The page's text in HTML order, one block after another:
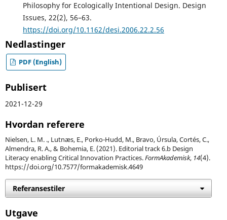
Philosophy for Ecologically Intentional Design. Design
Issues, 22(2), 56–63.
https://doi.org/10.1162/desi.2006.22.2.56
Nedlastinger
PDF (English)
Publisert
2021-12-29
Hvordan referere
Nielsen, L. M. ., Lutnæs, E., Porko-Hudd, M., Bravo, Úrsula, Cortés, C.,
Almendra, R. A., & Bohemia, E. (2021). Editorial track 6.b Design
Literacy enabling Critical Innovation Practices.FormAkademisk, 14(4).
https://doi.org/10.7577/formakademisk.4649
Referansestiler
Utgave